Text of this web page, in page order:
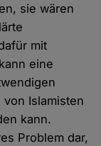
sie wären
mit
eine
Islamisten
kann.
Problem dar,